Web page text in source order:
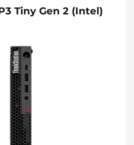
Tiny Gen 2 (Intel)